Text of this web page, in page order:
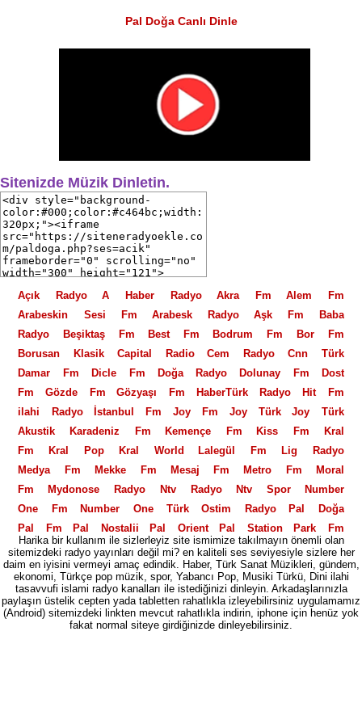
Pal Doğa Canlı Dinle
Sitenizde Müzik Dinletin.
Açık Radyo A Haber Radyo Akra Fm
Alem Fm
Arabeskin Sesi Fm
Arabesk Radyo Aşk Fm
Baba
Radyo
Beşiktaş Fm Best Fm Bodrum Fm
Bor Fm
Borusan Klasik
Capital Radio Cem Radyo
Cnn Türk
Damar Fm
Dicle Fm Doğa Radyo Dolunay Fm
Dost
Fm
Gözde Fm Gözyaşı Fm HaberTürk Radyo
Hit Fm
ilahi Radyo
İstanbul Fm Joy Fm Joy Türk
Joy Türk
Akustik
Karadeniz Fm Kemençe Fm Kiss Fm
Kral
Fm
Kral Pop Kral World Lalegül Fm
Lig Radyo
Medya Fm
Mekke Fm Mesaj Fm Metro Fm
Moral
Fm
Mydonose Radyo Ntv Radyo Ntv Spor
Number
One Fm
Number One Türk Ostim Radyo
Pal Doğa
Pal Fm
Pal Nostalji Pal Orient Pal Station
Park Fm
Polis Radyosu
Power Fm Power Love Fm
Power
Türk
PowerTürk Akustik Power XL Radio Fg
Radyo
06
Radyo 2000 Radyo 3 Radyo 35 Radyo 4
Radyo
5
Radyo 7 Radyo 7 Nostalji Radyo Akdeniz
Radyo
Radyo Avrasya Türk Radyo Banko
Harika bir kullanım ile sizlerleyiz site ismimize takılmayın önemli olan
sitemizdeki radyo yayınları değil mi? en kaliteli ses seviyesiyle sizlere her
daim en iyisini vermeyi amaç edindik. Haber, Türk Sanat Müzikleri, gündem,
ekonomi, Türkçe pop müzik, spor, Yabancı Pop, Musiki Türkü, Dini ilahi
tasavvufi islami radyo kanalları ile istediğinizi dinleyin. Arkadaşlarınızla
paylaşın üstelik cepten yada tabletten rahatlıkla izleyebilirsiniz uygulamamız
(Android) sitemizdeki linkten mevcut rahatlıkla indirin, iphone için henüz yok
fakat normal siteye girdiğinizde dinleyebilirsiniz.